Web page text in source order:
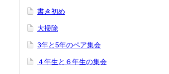
書き初め
大掃除
3年と5年のペア集会
４年生と６年生の集会